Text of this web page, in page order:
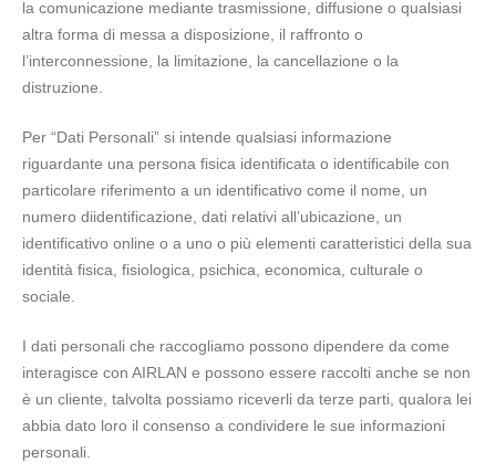
la comunicazione mediante trasmissione, diffusione o qualsiasi
altra forma di messa a disposizione, il raffronto o
l’interconnessione, la limitazione, la cancellazione o la
distruzione.
Per “Dati Personali” si intende qualsiasi informazione
riguardante una persona fisica identificata o identificabile con
particolare riferimento a un identificativo come il nome, un
numero diidentificazione, dati relativi all’ubicazione, un
identificativo online o a uno o più elementi caratteristici della sua
identità fisica, fisiologica, psichica, economica, culturale o
sociale.
I dati personali che raccogliamo possono dipendere da come
interagisce con AIRLAN e possono essere raccolti anche se non
è un cliente, talvolta possiamo riceverli da terze parti, qualora lei
abbia dato loro il consenso a condividere le sue informazioni
personali.